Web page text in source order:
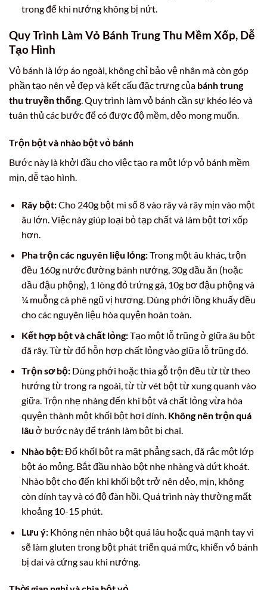
trong để khi nướng không bị nứt.
Quy Trình Làm Vỏ Bánh Trung Thu Mềm Xốp, Dễ
Tạo Hình
Vỏ bánh là lớp áo ngoài, không chỉ bảo vệ nhân mà còn góp
phần tạo nên vẻ đẹp và kết cấu đặc trưng của bánh trung
thu truyền thống. Quy trình làm vỏ bánh cần sự khéo léo và
tuân thủ các bước để có được độ mềm, dẻo mong muốn.
Trộn bột và nhào bột vỏ bánh
Bước này là khởi đầu cho việc tạo ra một lớp vỏ bánh mềm
mịn, dễ tạo hình.
Rây bột:Cho 240g bột mì số 8 vào rây và rây mịn vào một
âu lớn. Việc này giúp loại bỏ tạp chất và làm bột tơi xốp
hơn.
Pha trộn các nguyên liệu lỏng:Trong một âu khác, trộn
đều 160g nước đường bánh nướng, 30g dầu ăn (hoặc
dầu đậu phộng), 1 lòng đỏ trứng gà, 10g bơ đậu phộng và
¼ muỗng cà phê ngũ vị hương. Dùng phới lồng khuấy đều
cho các nguyên liệu hòa quyện hoàn toàn.
Kết hợp bột và chất lỏng:Tạo một lỗ trũng ở giữa âu bột
đã rây. Từ từ đổ hỗn hợp chất lỏng vào giữa lỗ trũng đó.
Trộn sơ bộ:Dùng phới hoặc thìa gỗ trộn đều từ từ theo
hướng từ trong ra ngoài, từ từ vét bột từ xung quanh vào
giữa. Trộn nhẹ nhàng đến khi bột và chất lỏng vừa hòa
quyện thành một khối bột hơi dính. Không nên trộn quá
lâu ở bước này để tránh làm bột bị chai.
Nhào bột:Đổ khối bột ra mặt phẳng sạch, đã rắc một lớp
bột áo mỏng. Bắt đầu nhào bột nhẹ nhàng và dứt khoát.
Nhào bột cho đến khi khối bột trở nên dẻo, mịn, không
còn dính tay và có độ đàn hồi. Quá trình này thường mất
khoảng 10-15 phút.
Lưu ý:Không nên nhào bột quá lâu hoặc quá mạnh tay vì
sẽ làm gluten trong bột phát triển quá mức, khiến vỏ bánh
bị dai và cứng sau khi nướng.